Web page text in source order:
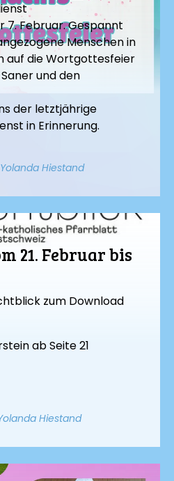
7. Februar. Gespannt
Menschen in
auf die Wortgottesfeier
und den
der letztjährige
in Erinnerung.
Hiestand
21. Februar bis
zum Download
ab Seite 21
Hiestand